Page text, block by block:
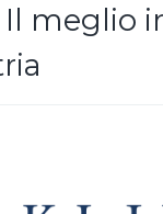
Il meglio